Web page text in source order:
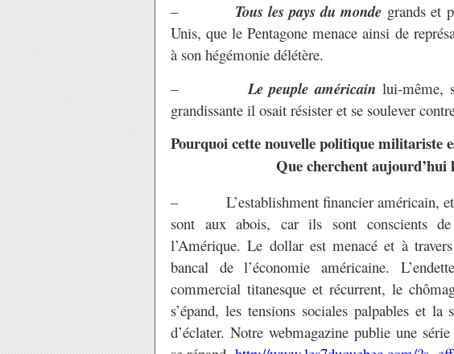
– Tous les pays du monde grands et
Unis, que le Pentagone menace ainsi de
à son hégémonie délétère.
– Le peuple américain lui-même,
grandissante il osait résister et se soulever
Pourquoi cette nouvelle politique militariste
Que cherchent aujourd’hui
– L’establishment financier américain, et
sont aux abois, car ils sont conscients de
l’Amérique. Le dollar est menacé et à
bancal de l’économie américaine.
commercial titanesque et récurrent, le
s’épand, les tensions sociales palpables et
d’éclater. Notre webmagazine publie une